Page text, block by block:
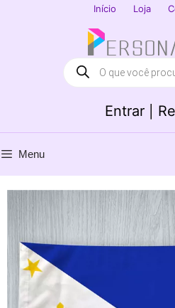
Início Loja
Entrar |
Products
search
Menu